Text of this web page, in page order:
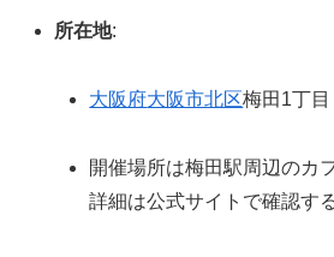
所在地:
大阪府大阪市北区梅田1丁目
開催場所は梅田駅周辺のカ
詳細は公式サイトで確認す